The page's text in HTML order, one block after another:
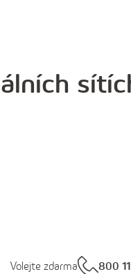
Volejte zdarma 800